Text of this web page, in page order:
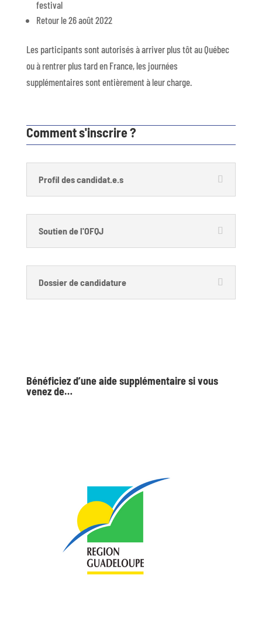
festival
Retour le 26 août 2022
Les participants sont autorisés à arriver plus tôt au Québec
ou à rentrer plus tard en France, les journées
supplémentaires sont entièrement à leur charge.
Comment s'inscrire ?
Profil des candidat.e.s
Soutien de l'OFQJ
Dossier de candidature
Bénéficiez d’une aide supplémentaire si vous
venez de…